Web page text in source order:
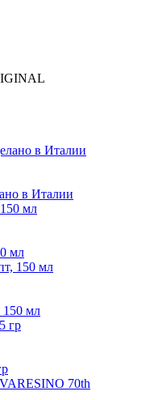
в Италии
мл
150 мл